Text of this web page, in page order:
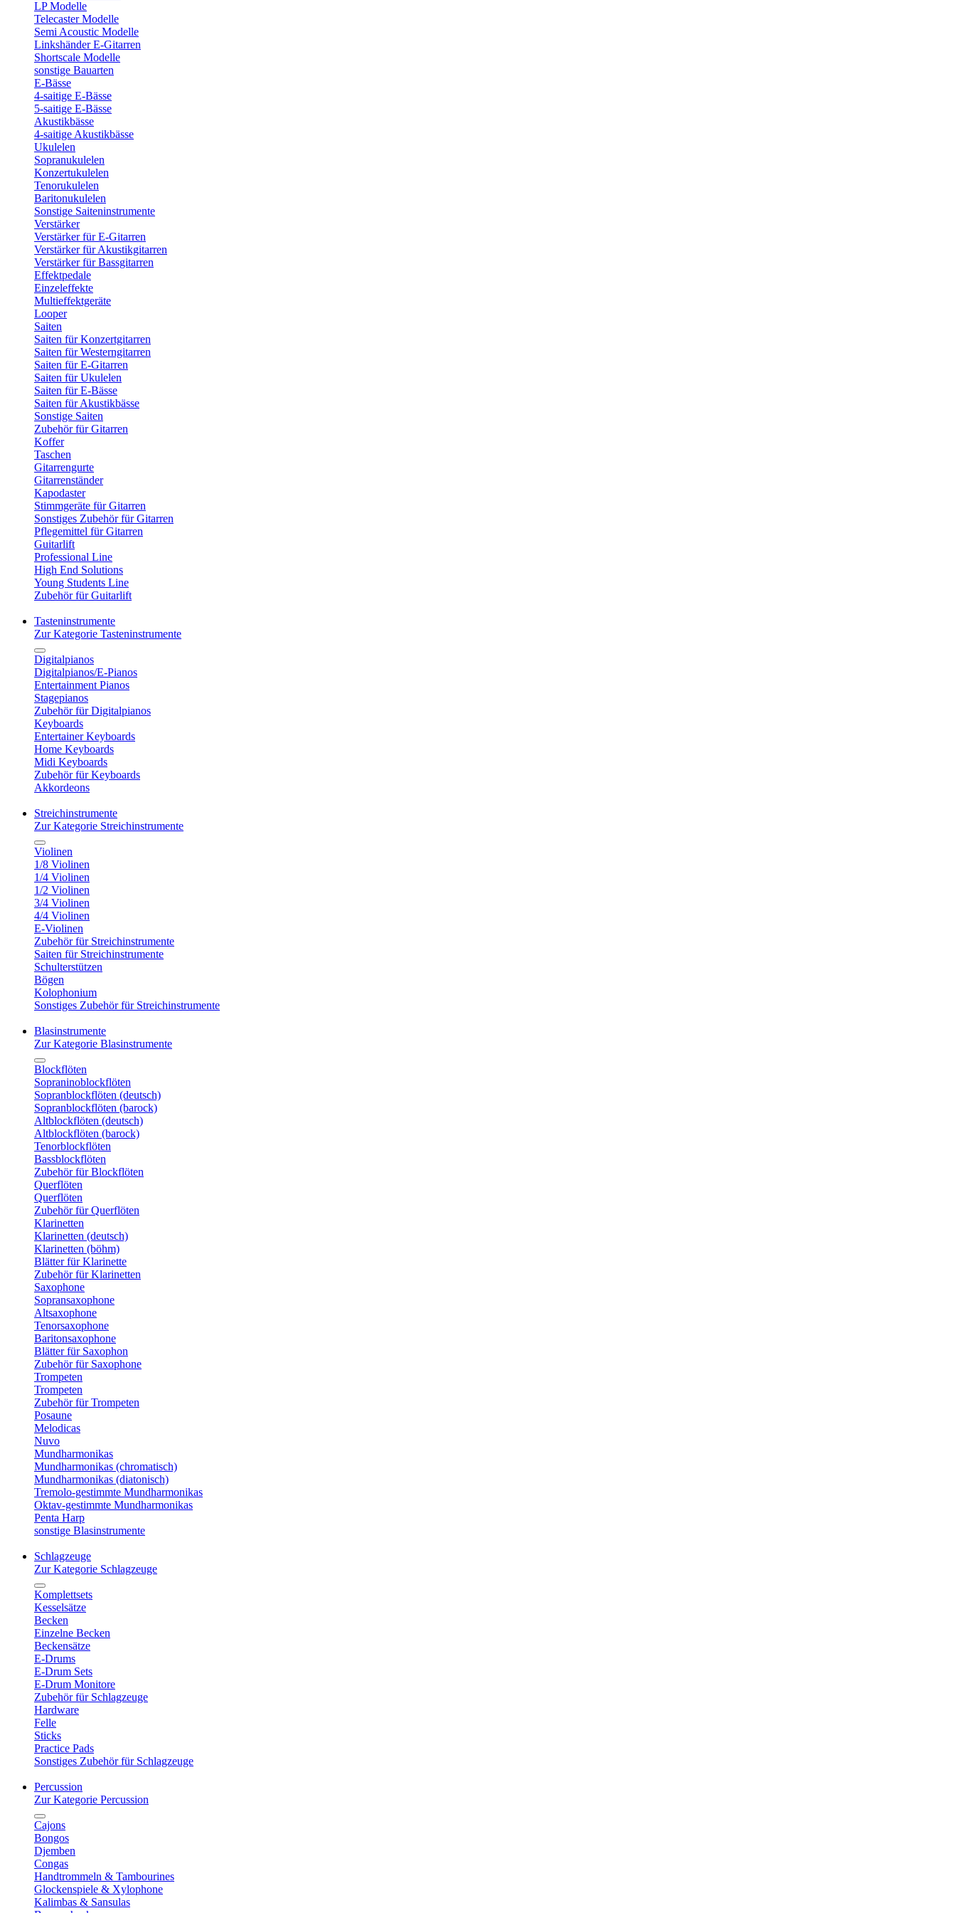
LP Modelle
Telecaster Modelle
Semi Acoustic Modelle
Linkshänder E-Gitarren
Shortscale Modelle
sonstige Bauarten
E-Bässe
4-saitige E-Bässe
5-saitige E-Bässe
Akustikbässe
4-saitige Akustikbässe
Ukulelen
Sopranukulelen
Konzertukulelen
Tenorukulelen
Baritonukulelen
Sonstige Saiteninstrumente
Verstärker
Verstärker für E-Gitarren
Verstärker für Akustikgitarren
Verstärker für Bassgitarren
Effektpedale
Einzeleffekte
Multieffektgeräte
Looper
Saiten
Saiten für Konzertgitarren
Saiten für Westerngitarren
Saiten für E-Gitarren
Saiten für Ukulelen
Saiten für E-Bässe
Saiten für Akustikbässe
Sonstige Saiten
Zubehör für Gitarren
Koffer
Taschen
Gitarrengurte
Gitarrenständer
Kapodaster
Stimmgeräte für Gitarren
Sonstiges Zubehör für Gitarren
Pflegemittel für Gitarren
Guitarlift
Professional Line
High End Solutions
Young Students Line
Zubehör für Guitarlift
Tasteninstrumente
Zur Kategorie Tasteninstrumente
Digitalpianos
Digitalpianos/E-Pianos
Entertainment Pianos
Stagepianos
Zubehör für Digitalpianos
Keyboards
Entertainer Keyboards
Home Keyboards
Midi Keyboards
Zubehör für Keyboards
Akkordeons
Streichinstrumente
Zur Kategorie Streichinstrumente
Violinen
1/8 Violinen
1/4 Violinen
1/2 Violinen
3/4 Violinen
4/4 Violinen
E-Violinen
Zubehör für Streichinstrumente
Saiten für Streichinstrumente
Schulterstützen
Bögen
Kolophonium
Sonstiges Zubehör für Streichinstrumente
Blasinstrumente
Zur Kategorie Blasinstrumente
Blockflöten
Sopraninoblockflöten
Sopranblockflöten (deutsch)
Sopranblockflöten (barock)
Altblockflöten (deutsch)
Altblockflöten (barock)
Tenorblockflöten
Bassblockflöten
Zubehör für Blockflöten
Querflöten
Querflöten
Zubehör für Querflöten
Klarinetten
Klarinetten (deutsch)
Klarinetten (böhm)
Blätter für Klarinette
Zubehör für Klarinetten
Saxophone
Sopransaxophone
Altsaxophone
Tenorsaxophone
Baritonsaxophone
Blätter für Saxophon
Zubehör für Saxophone
Trompeten
Trompeten
Zubehör für Trompeten
Posaune
Melodicas
Nuvo
Mundharmonikas
Mundharmonikas (chromatisch)
Mundharmonikas (diatonisch)
Tremolo-gestimmte Mundharmonikas
Oktav-gestimmte Mundharmonikas
Penta Harp
sonstige Blasinstrumente
Schlagzeuge
Zur Kategorie Schlagzeuge
Komplettsets
Kesselsätze
Becken
Einzelne Becken
Beckensätze
E-Drums
E-Drum Sets
E-Drum Monitore
Zubehör für Schlagzeuge
Hardware
Felle
Sticks
Practice Pads
Sonstiges Zubehör für Schlagzeuge
Percussion
Zur Kategorie Percussion
Cajons
Bongos
Djemben
Congas
Handtrommeln & Tambourines
Glockenspiele & Xylophone
Kalimbas & Sansulas